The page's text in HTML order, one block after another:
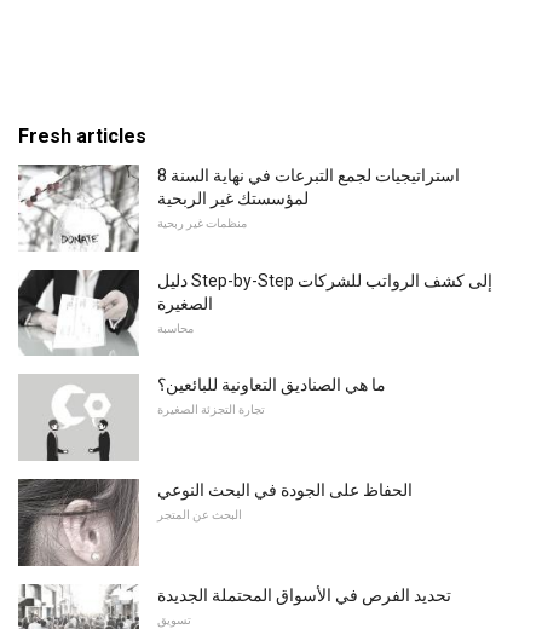
Fresh articles
8 استراتيجيات لجمع التبرعات في نهاية السنة
لمؤسستك غير الربحية
منظمات غير ربحية
دليل Step-by-Step إلى كشف الرواتب للشركات
الصغيرة
محاسبة
ما هي الصناديق التعاونية للبائعين؟
تجارة التجزئة الصغيرة
الحفاظ على الجودة في البحث النوعي
البحث عن المتجر
تحديد الفرص في الأسواق المحتملة الجديدة
تسويق